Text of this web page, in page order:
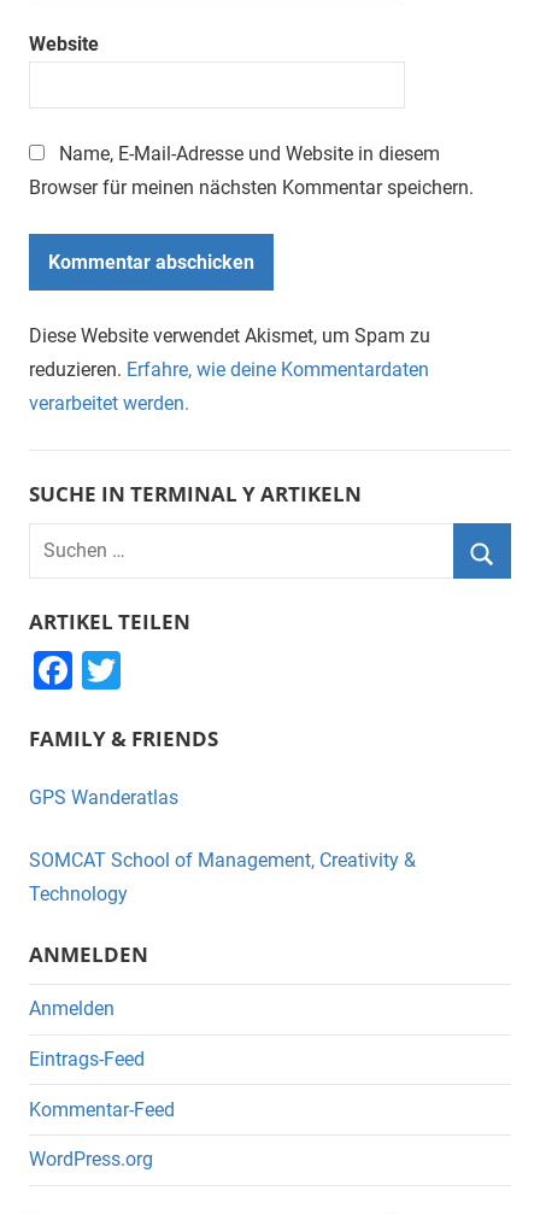
Website
Name, E-Mail-Adresse und Website in diesem
Browser für meinen nächsten Kommentar speichern.
Diese Website verwendet Akismet, um Spam zu
reduzieren. Erfahre, wie deine Kommentardaten
verarbeitet werden.
SUCHE IN TERMINAL Y ARTIKELN
Suchen
nach:
ARTIKEL TEILEN
F
c
e
o
o
k
tt
er
FAMILY & FRIENDS
GPS Wanderatlas
SOMCAT School of Management, Creativity &
Technology
ANMELDEN
Anmelden
Eintrags-Feed
Kommentar-Feed
WordPress.org